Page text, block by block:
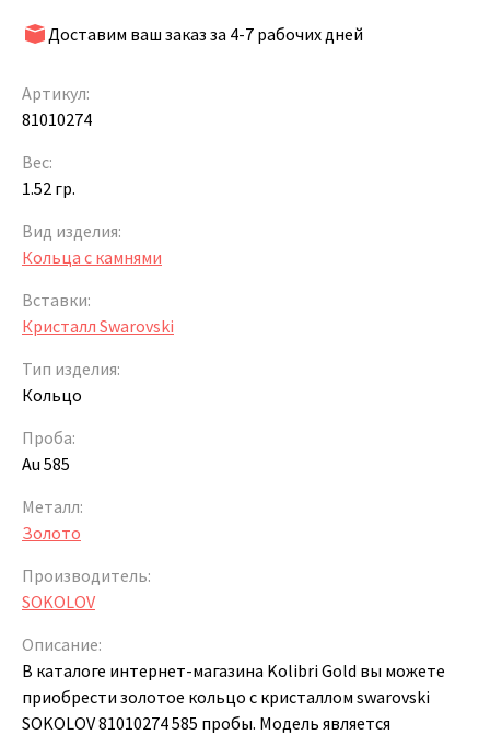
Доставим ваш заказ за 4-7 рабочих дней
Артикул:
81010274
Вес:
1.52 гр.
Вид изделия:
Кольца с камнями
Вставки:
Кристалл Swarovski
Тип изделия:
Кольцо
Проба:
Au 585
Металл:
Золото
Производитель:
SOKOLOV
Описание:
В каталоге интернет-магазина Kolibri Gold вы можете
приобрести золотое кольцо с кристаллом swarovski
SOKOLOV 81010274 585 пробы. Модель является